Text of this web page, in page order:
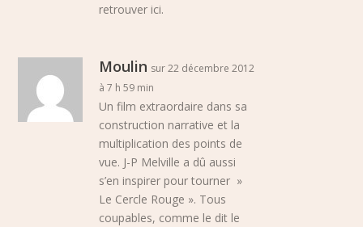
retrouver ici.
Moulin sur 22 décembre 2012
à 7 h 59 min
Un film extraordaire dans sa
construction narrative et la
multiplication des points de
vue. J-P Melville a dû aussi
s’en inspirer pour tourner »
Le Cercle Rouge ». Tous
coupables, comme le dit le